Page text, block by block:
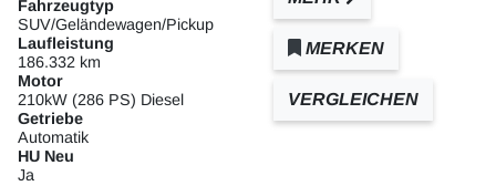
Fahrzeugtyp
SUV/Geländewagen/Pickup
Laufleistung
186.332 km
Motor
210kW (286 PS) Diesel
Getriebe
Automatik
HU Neu
Ja
MERKEN
VERGLEICHEN